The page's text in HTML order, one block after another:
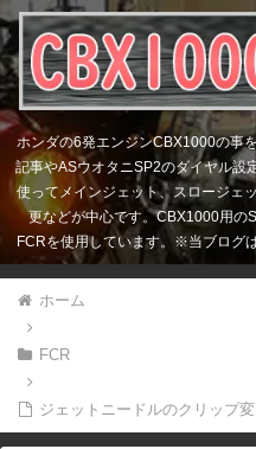
ホンダの6発エンジンCBX1000の事
記事やASウオタニSP2のダイヤル設
使ってメインジェット、スロージェ
更などが中心です。CBX1000用の
FCRを使用しています。※当ブログ
ホーム
FCR
ジェットニードルのクリップ